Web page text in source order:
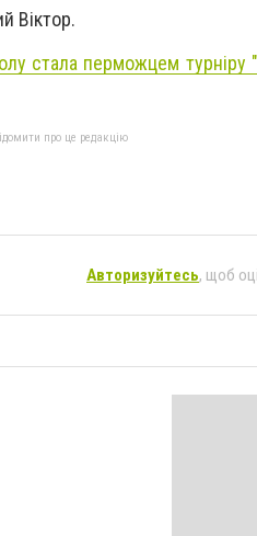
Віктор.
стала перможцем турніру
про це редакцію
Авторизуйтесь, щоб